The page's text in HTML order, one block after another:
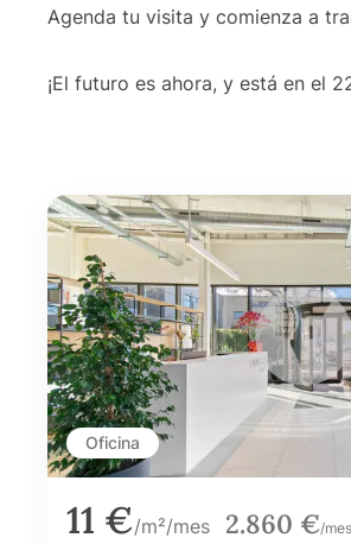
Agenda tu visita y comienza a
¡El futuro es ahora, y está en el
Oficina
11 €/m²/mes 2.860 €/mes